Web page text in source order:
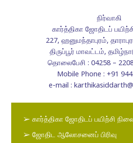
➢ கார்த்திகா ஜோதிடப் பயிற்சி
➢ ஜோதிட ஆலோசனைப் பிரிவு
நிர்வாகி
கார்த்திகா ஜோதிடப்
227, ஹனுமந்தாபுரம்,
திருப்பூர் மாவட்டம்,
தொலைபேசி : 04258 –
Mobile Phone : +91
e-mail :